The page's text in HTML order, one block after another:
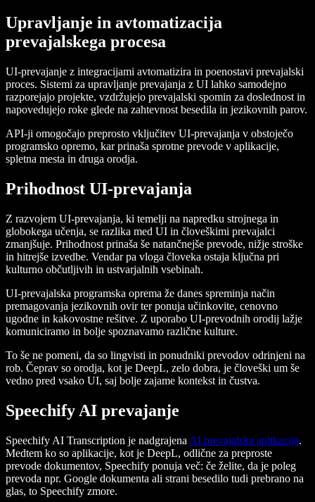
Upravljanje in avtomatizacija
prevajalskega procesa
UI-prevajanje z integracijami avtomatizira in poenostavi prevajalski
proces. Sistemi za upravljanje prevajanja z UI lahko samodejno
razporejajo projekte, vzdržujejo prevajalski spomin za doslednost in
napovedujejo roke glede na zahtevnost besedila in jezikovnih parov.
API-ji omogočajo preprosto vključitev UI-prevajanja v obstoječo
programsko opremo, kar prinaša sprotne prevode v aplikacije,
spletna mesta in druga orodja.
Prihodnost UI-prevajanja
Z razvojem UI-prevajanja, ki temelji na napredku strojnega in
globokega učenja, se razlika med UI in človeškimi prevajalci
zmanjšuje. Prihodnost prinaša še natančnejše prevode, nižje stroške
in hitrejše izvedbe. Vendar pa vloga človeka ostaja ključna pri
kulturno občutljivih in ustvarjalnih vsebinah.
UI-prevajalska programska oprema že danes spreminja način
premagovanja jezikovnih ovir ter ponuja učinkovite, cenovno
ugodne in kakovostne rešitve. Z uporabo UI-prevodnih orodij lažje
komuniciramo in bolje spoznavamo različne kulture.
To še ne pomeni, da so lingvisti in ponudniki prevodov odrinjeni na
rob. Čeprav so orodja, kot je DeepL, zelo dobra, je človeški um še
vedno pred vsako UI, saj bolje zajame kontekst in čustva.
Speechify AI prevajanje
Speechify AI Transcription je nadgrajena AI prevajalska aplikacija.
Medtem ko so aplikacije, kot je DeepL, odlične za preproste
prevode dokumentov, Speechify ponuja več: če želite, da je poleg
prevoda npr. Google dokumenta ali strani besedilo tudi prebrano na
glas, to Speechify zmore.